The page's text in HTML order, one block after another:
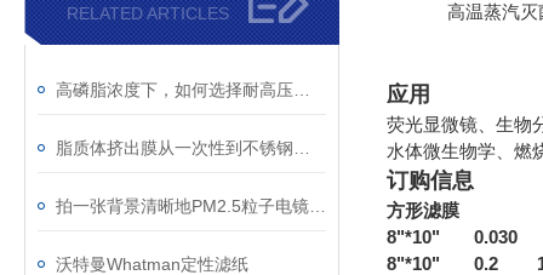
RELATED ARTICLES
沃特曼Whatman定性滤纸
高温蒸汽灭
应用
荧光显微镜、生物
水体微生物学、燃
订购信息
方形滤膜
8"*10" 0.030
8"*10" 0.2